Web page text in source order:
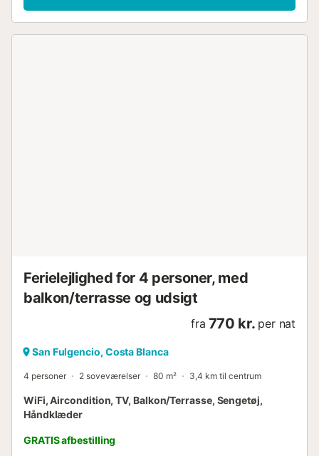
Ferielejlighed for 4 personer, med
balkon/terrasse og udsigt
fra 770 kr. per nat
San Fulgencio, Costa Blanca
4 personer 2 soveværelser 80 m² 3,4 km til centrum
WiFi, Aircondition, TV, Balkon/Terrasse, Sengetøj,
Håndklæder
GRATIS afbestilling